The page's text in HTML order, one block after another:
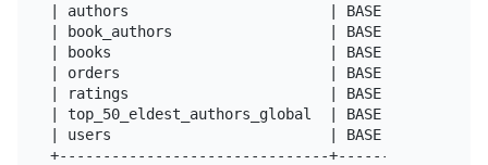
| authors                       | BASE TABLE |
| book_authors                  | BASE TABLE |
| books                         | BASE TABLE |
| orders                        | BASE TABLE |
| ratings                       | BASE TABLE |
| top_50_eldest_authors_global  | BASE TABLE |
| users                         | BASE TABLE |
+-------------------------------+------------+